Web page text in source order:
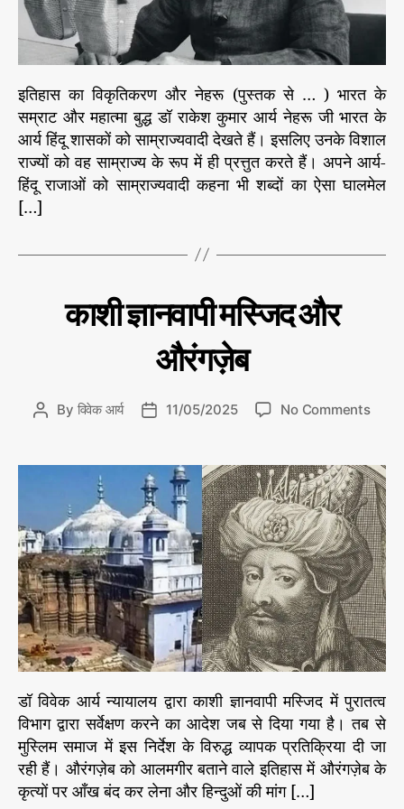
र
ण
औ
ने
ह
रू
–
अ
9
इतिहास का विकृतिकरण और नेहरू (पुस्तक से … ) भारत के
सम्राट और महात्मा बुद्ध डॉ राकेश कुमार आर्य नेहरू जी भारत के
आर्य हिंदू शासकों को साम्राज्यवादी देखते हैं। इसलिए उनके विशाल
राज्यों को वह साम्राज्य के रूप में ही प्रत्तुत करते हैं। अपने आर्य-
हिंदू राजाओं को साम्राज्यवादी कहना भी शब्दों का ऐसा घालमेल
[…]
काशी ज्ञानवापी मस्जिद और
औरंगज़ेब
P
t
t
h
o
r
By विवेक आर्य
P
t
d
a
t
e
11/05/2025 No Commentso
शी
ज्ञा
न
वा
पी
म
स्जि
द
औ
र
औ
ग
ज़े
ब
डॉ विवेक आर्य न्यायालय द्वारा काशी ज्ञानवापी मस्जिद में पुरातत्व
विभाग द्वारा सर्वेक्षण करने का आदेश जब से दिया गया है। तब से
मुस्लिम समाज में इस निर्देश के विरुद्ध व्यापक प्रतिक्रिया दी जा
रही हैं। औरंगज़ेब को आलमगीर बताने वाले इतिहास में औरंगज़ेब के
कृत्यों पर आँख बंद कर लेना और हिन्दुओं की मांग […]